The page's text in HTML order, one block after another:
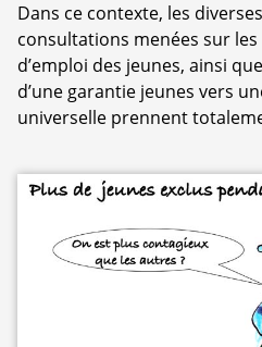
Dans ce contexte, les
consultations menées sur
d’emploi des jeunes, ainsi
d’une garantie jeunes vers
universelle prennent